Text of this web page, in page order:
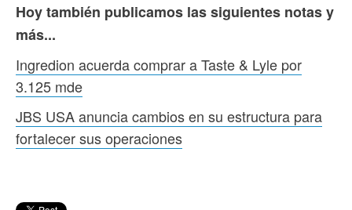
Hoy también publicamos las siguientes notas y
más...
Ingredion acuerda comprar a Taste & Lyle por
3.125 mde
JBS USA anuncia cambios en su estructura para
fortalecer sus operaciones